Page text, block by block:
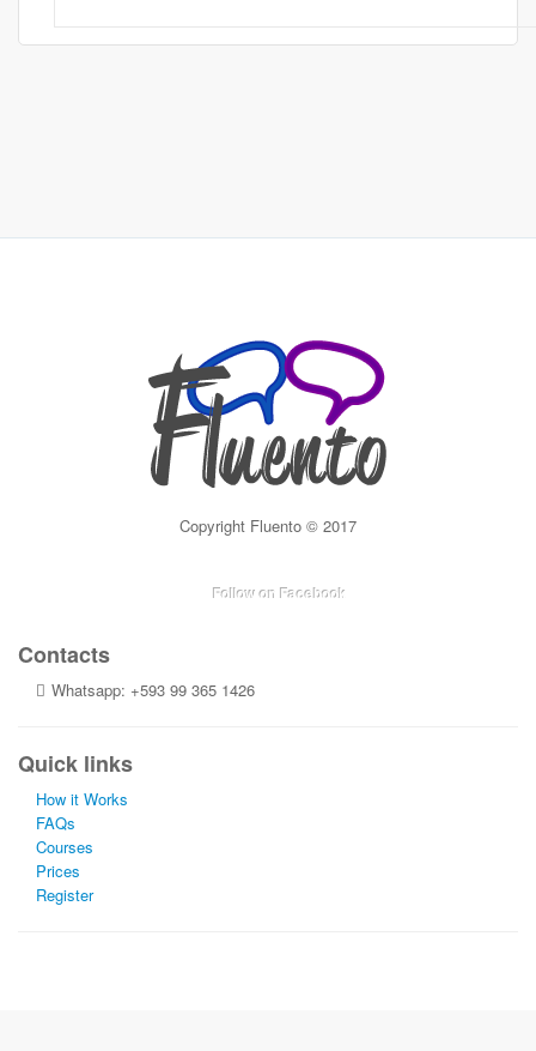
Copyright Fluento © 2017
Follow on Facebook
Contacts
Whatsapp: +593 99 365 1426
Quick links
How it Works
FAQs
Courses
Prices
Register